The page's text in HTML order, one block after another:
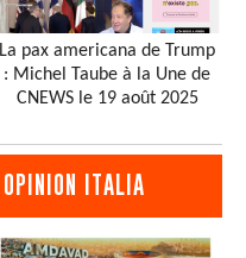
La pax americana de Trump
: Michel Taube à la Une de
CNEWS le 19 août 2025
OPINION ITALIA